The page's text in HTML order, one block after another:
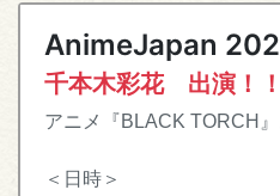
AnimeJapan
千本木彩花 出演！！
アニメ『BLACK TORCH
＜日時＞